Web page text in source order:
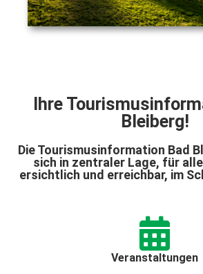
Ihre
Bleiberg!
Die Tourismusinformation Bad
sich in zentraler Lage, für
ersichtlich und erreichbar, im
Veranstaltungen